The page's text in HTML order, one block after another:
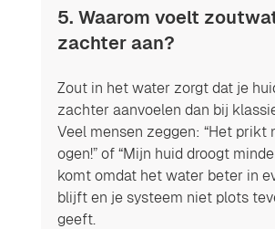
5. Waarom voelt
zachter aan?
Zout in het water zorgt dat je
zachter aanvoelen dan bij
Veel mensen zeggen: “Het prikt
ogen!” of “Mijn huid droogt
komt omdat het water beter in
blijft en je systeem niet plots
geeft.